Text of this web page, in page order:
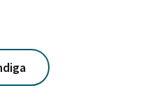
ny spännande